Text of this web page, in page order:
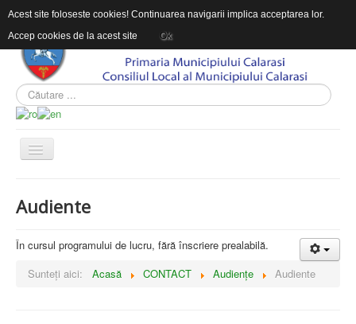
DESPRE COMPLEXUL DE AGREMENT
INFORMAŢII DE INTERES PUBLIC
CONTACT
Audiente
În cursul programului de lucru, fără înscriere prealabilă.
Sunteți aici:
Acasă CONTACT Audiențe Audiente
Acest site foloseste cookies! Continuarea navigarii implica acceptarea lor.
Accep cookies de la acest site
Ok